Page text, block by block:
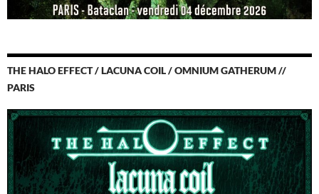
THE HALO EFFECT / LACUNA COIL / OMNIUM GATHERUM //
PARIS